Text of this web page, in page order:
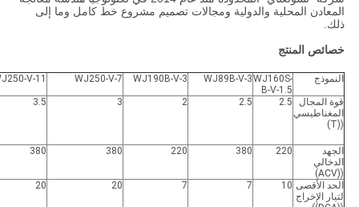
المعادن المحلية والدولية ومجالات تصميم مشروع خط كامل وما إلى
ذلك.
خصائص المنتج
النموذج
WJ160S-
B-V-1.5
WJ89B-V-3
WJ190B-V-3
WJ250-V-7
V-11
قوة المجال
المغناطيسي
((T)
2.5
2.5
2
3
3.5
الجهد
الدخالي
((ACV)
220
380
220
380
380
الحد الأقصى
لتيار الإخراج
10
7
7
20
20